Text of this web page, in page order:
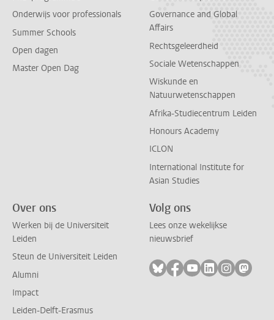
Onderwijs voor professionals
Summer Schools
Open dagen
Master Open Dag
Governance and Global
Affairs
Rechtsgeleerdheid
Sociale Wetenschappen
Wiskunde en
Natuurwetenschappen
Afrika-Studiecentrum Leiden
Honours Academy
ICLON
International Institute for
Asian Studies
Over ons
Werken bij de Universiteit
Leiden
Steun de Universiteit Leiden
Alumni
Impact
Leiden-Delft-Erasmus
Volg ons
Lees onze wekelijkse
nieuwsbrief
Volg ons op bluesky
Volg ons op facebook
Volg ons op
Volg ons op
Volg ons
Volg